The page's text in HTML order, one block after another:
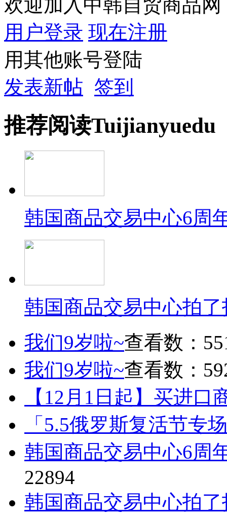
欢迎加入中韩自贸商品网
用户登录 现在注册
用其他账号登陆
发表新帖 签到
推荐阅读Tuijianyuedu
韩国商品交易中心6周
韩国商品交易中心拍
我们9岁啦~查看数：
我们9岁啦~查看数：
【12月1日起】买进口
「5.5俄罗斯复活节专
韩国商品交易中心6周
22894
韩国商品交易中心拍